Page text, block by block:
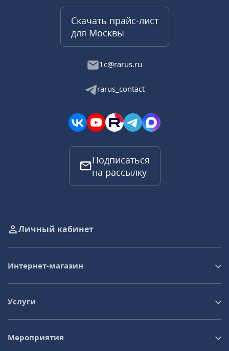
Скачать прайс-лист
для Москвы
1c@rarus.ru
rarus_contact
Подписаться
на рассылку
Личный кабинет
Интернет-магазин
Услуги
Мероприятия